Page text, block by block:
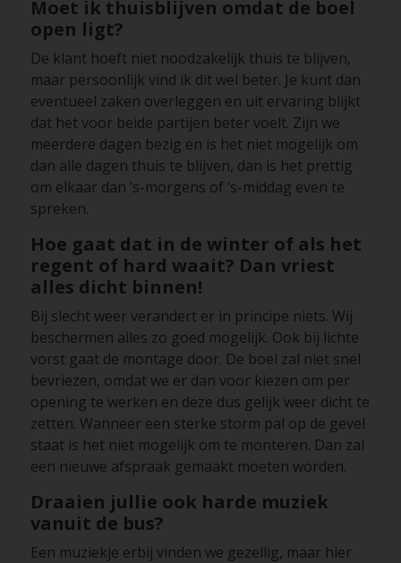
Moet ik thuisblijven omdat de boel
open ligt?
De klant hoeft niet noodzakelijk thuis te blijven,
maar persoonlijk vind ik dit wel beter. Je kunt dan
eventueel zaken overleggen en uit ervaring blijkt
dat het voor beide partijen beter voelt. Zijn we
meerdere dagen bezig en is het niet mogelijk om
dan alle dagen thuis te blijven, dan is het prettig
om elkaar dan ’s-morgens of ’s-middag even te
spreken.
Hoe gaat dat in de winter of als het
regent of hard waait? Dan vriest
alles dicht binnen!
Bij slecht weer verandert er in principe niets. Wij
beschermen alles zo goed mogelijk. Ook bij lichte
vorst gaat de montage door. De boel zal niet snel
bevriezen, omdat we er dan voor kiezen om per
opening te werken en deze dus gelijk weer dicht te
zetten. Wanneer een sterke storm pal op de gevel
staat is het niet mogelijk om te monteren. Dan zal
een nieuwe afspraak gemaakt moeten worden.
Draaien jullie ook harde muziek
vanuit de bus?
Een muziekje erbij vinden we gezellig, maar hier